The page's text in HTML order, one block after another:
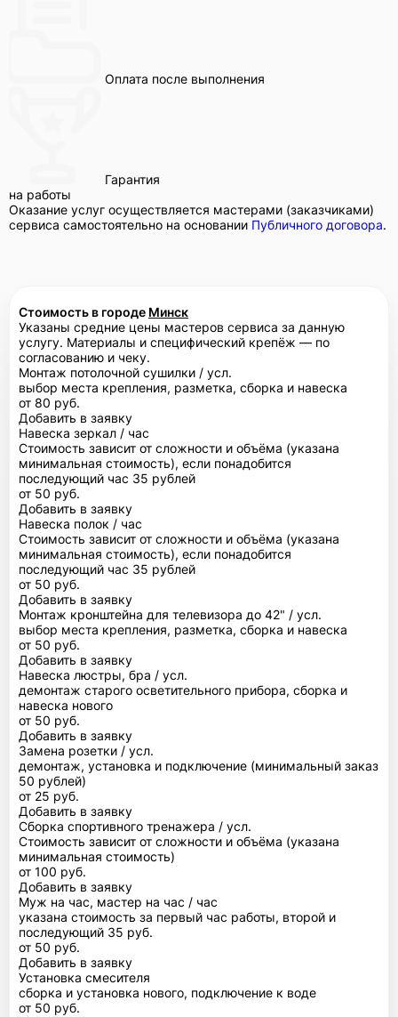
Оплата после выполнения
Гарантия
на работы
Оказание услуг осуществляется мастерами (заказчиками)
сервиса самостоятельно на основании Публичного договора.
Стоимость в городе Минск
Указаны средние цены мастеров сервиса за данную
услугу. Материалы и специфический крепёж — по
согласованию и чеку.
Монтаж потолочной сушилки / усл.
выбор места крепления, разметка, сборка и навеска
от 80 руб.
Добавить в заявку
Навеска зеркал / час
Стоимость зависит от сложности и объёма (указана
минимальная стоимость), если понадобится
последующий час 35 рублей
от 50 руб.
Добавить в заявку
Навеска полок / час
Стоимость зависит от сложности и объёма (указана
минимальная стоимость), если понадобится
последующий час 35 рублей
от 50 руб.
Добавить в заявку
Монтаж кронштейна для телевизора до 42" / усл.
выбор места крепления, разметка, сборка и навеска
от 50 руб.
Добавить в заявку
Навеска люстры, бра / усл.
демонтаж старого осветительного прибора, сборка и
навеска нового
от 50 руб.
Добавить в заявку
Замена розетки / усл.
демонтаж, установка и подключение (минимальный заказ
50 рублей)
от 25 руб.
Добавить в заявку
Сборка спортивного тренажера / усл.
Стоимость зависит от сложности и объёма (указана
минимальная стоимость)
от 100 руб.
Добавить в заявку
Муж на час, мастер на час / час
указана стоимость за первый час работы, второй и
последующий 35 руб.
от 50 руб.
Добавить в заявку
Установка смесителя
сборка и установка нового, подключение к воде
от 50 руб.